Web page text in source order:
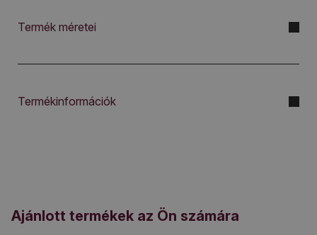
Termék méretei
Termékinformációk
Ajánlott termékek az Ön számára